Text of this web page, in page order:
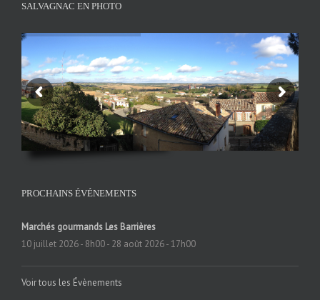
SALVAGNAC EN PHOTO
PROCHAINS ÉVÉNEMENTS
Marchés gourmands Les Barrières
10 juillet 2026 - 8h00- 28 août 2026 - 17h00
Voir tous les Évènements